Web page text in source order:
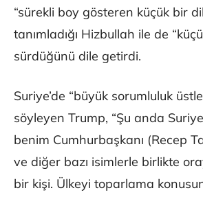
“sürekli boy gösteren küçük bir
tanımladığı Hizbullah ile de
sürdüğünü dile getirdi.
Suriye’de “büyük sorumluluk
söyleyen Trump, “Şu anda
benim Cumhurbaşkanı (Recep
ve diğer bazı isimlerle birlikte
bir kişi. Ülkeyi toparlama